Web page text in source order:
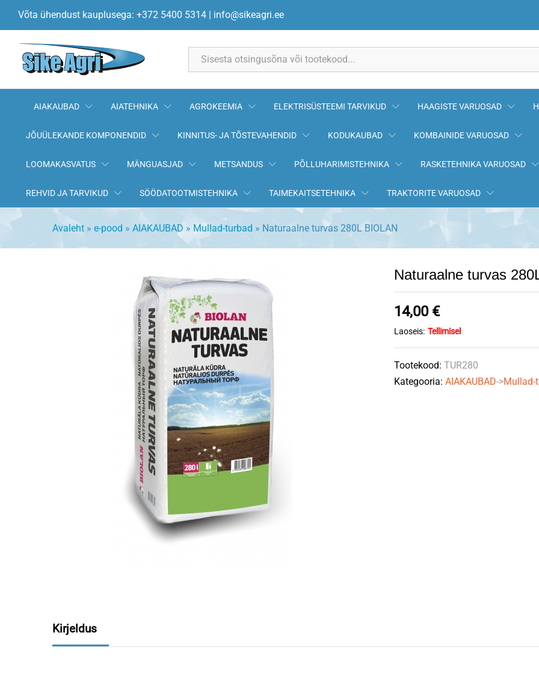
Võta ühendust kauplusega: +372 5400 5314 | info@sikeagri.ee
AIAKAUBAD AIATEHNIKA AGROKEEMIA ELEKTRISÜSTEEMI TARVIKUD HAAGISTE VARUOSAD
JÕUÜLEKANDE KOMPONENDID KINNITUS- JA TÕSTEVAHENDID KODUKAUBAD KOMBAINIDE VARUOSAD
LOOMAKASVATUS MÄNGUASJAD METSANDUS PÕLLUHARIMISTEHNIKA RASKETEHNIKA VARUOSAD
REHVID JA TARVIKUD SÖÖDATOOTMISTEHNIKA TAIMEKAITSETEHNIKA TRAKTORITE VARUOSAD
Avaleht » e-pood » AIAKAUBAD » Mullad-turbad » Naturaalne turvas 280L BIOLAN
Naturaalne turvas
14,00 €
Laoseis: Tellimisel
Tootekood:TUR280
Kategooria:AIAKAUBAD->Mullad-
Kirjeldus
Kirjeldus